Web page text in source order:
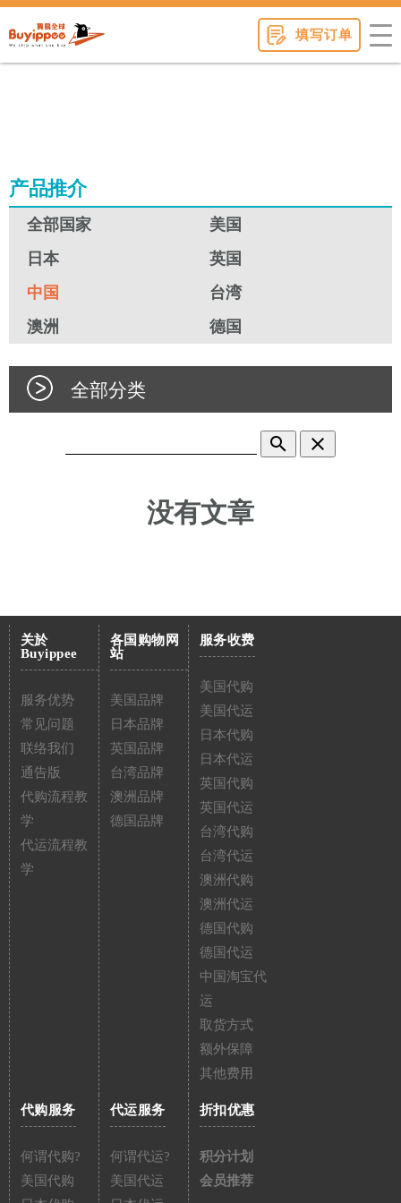
填写订单
产品推介
全部国家
美国
日本
英国
中国
台湾
澳洲
德国
全部分类
search clear
没有文章
关於
Buyippee
服务优势
常见问题
联络我们
通告版
代购流程教
学
代运流程教
学
各国购物网
站
美国品牌
日本品牌
英国品牌
台湾品牌
澳洲品牌
德国品牌
服务收费
美国代购
美国代运
日本代购
日本代运
英国代购
英国代运
台湾代购
台湾代运
澳洲代购
澳洲代运
德国代购
德国代运
中国淘宝代
运
取货方式
额外保障
其他费用
代购服务
何谓代购?
美国代购
代运服务
何谓代运?
美国代运
折扣优惠
积分计划
会员推荐